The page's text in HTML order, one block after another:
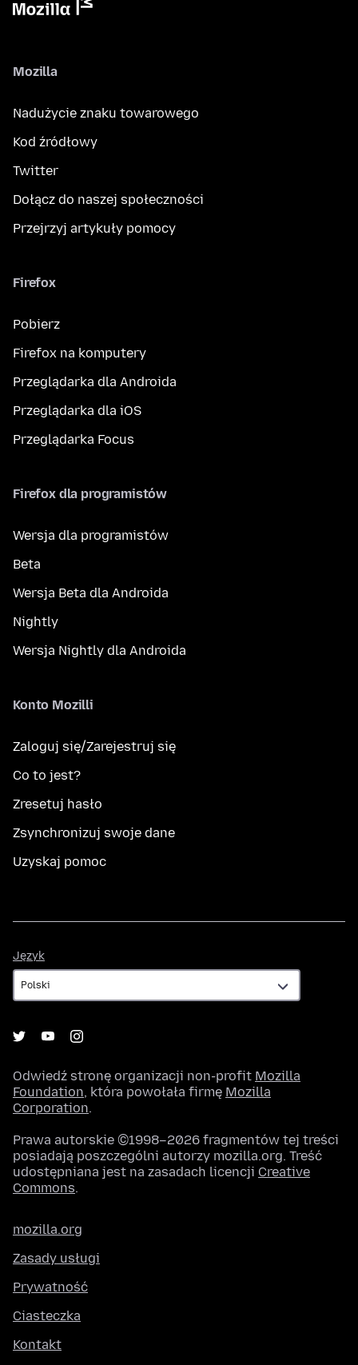
Mozilla
Nadużycie znaku towarowego
Kod źródłowy
Twitter
Dołącz do naszej społeczności
Przejrzyj artykuły pomocy
Firefox
Pobierz
Firefox na komputery
Przeglądarka dla Androida
Przeglądarka dla iOS
Przeglądarka Focus
Firefox dla programistów
Wersja dla programistów
Beta
Wersja Beta dla Androida
Nightly
Wersja Nightly dla Androida
Konto Mozilli
Zaloguj się/Zarejestruj się
Co to jest?
Zresetuj hasło
Zsynchronizuj swoje dane
Uzyskaj pomoc
Język
Odwiedź stronę organizacji non-profit Mozilla
Foundation, która powołała firmę Mozilla
Corporation.
Prawa autorskie ©1998–2026 fragmentów tej treści
posiadają poszczególni autorzy mozilla.org. Treść
udostępniana jest na zasadach licencji Creative
Commons.
mozilla.org
Zasady usługi
Prywatność
Ciasteczka
Kontakt